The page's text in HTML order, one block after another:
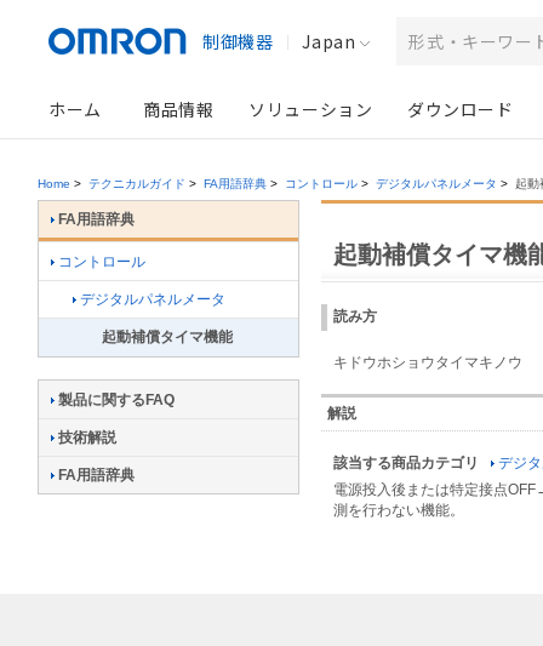
制御機器 Japan
ホーム 商品情報 ソリューション ダウンロード
Home > テクニカルガイド > FA用語辞典 > コントロール > デジタルパネルメータ > 起動
起動補償タイマ機
読み方
キドウホショウタイマキノウ
解説
該当する商品カテゴリ
デジ
電源投入後または特定接点
測を行わない機能。
FA用語辞典
コントロール
デジタルパネルメータ
起動補償タイマ機能
製品に関するFAQ
技術解説
FA用語辞典